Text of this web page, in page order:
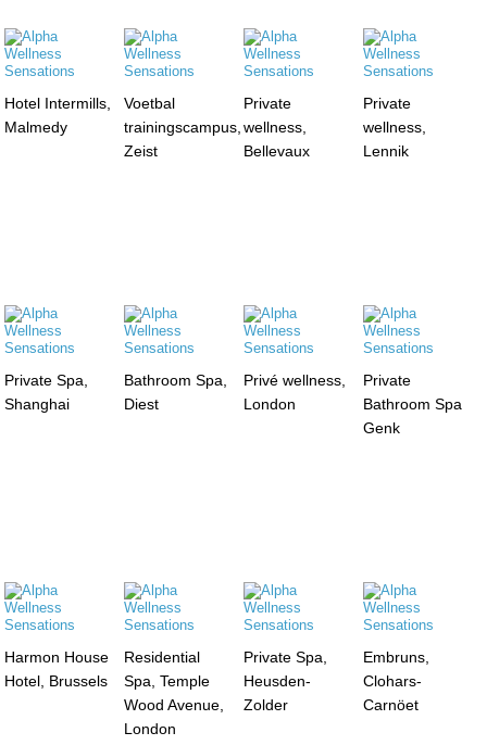
Hotel Intermills,
Malmedy
Voetbal
trainingscampus,
Zeist
Private
wellness,
Bellevaux
Private
wellness,
Lennik
Private Spa,
Shanghai
Bathroom Spa,
Diest
Privé wellness,
London
Private
Bathroom Spa
Genk
Harmon House
Hotel, Brussels
Residential
Spa, Temple
Wood Avenue,
London
Private Spa,
Heusden-
Zolder
Embruns,
Clohars-
Carnöet